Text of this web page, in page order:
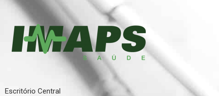
Escritório Central